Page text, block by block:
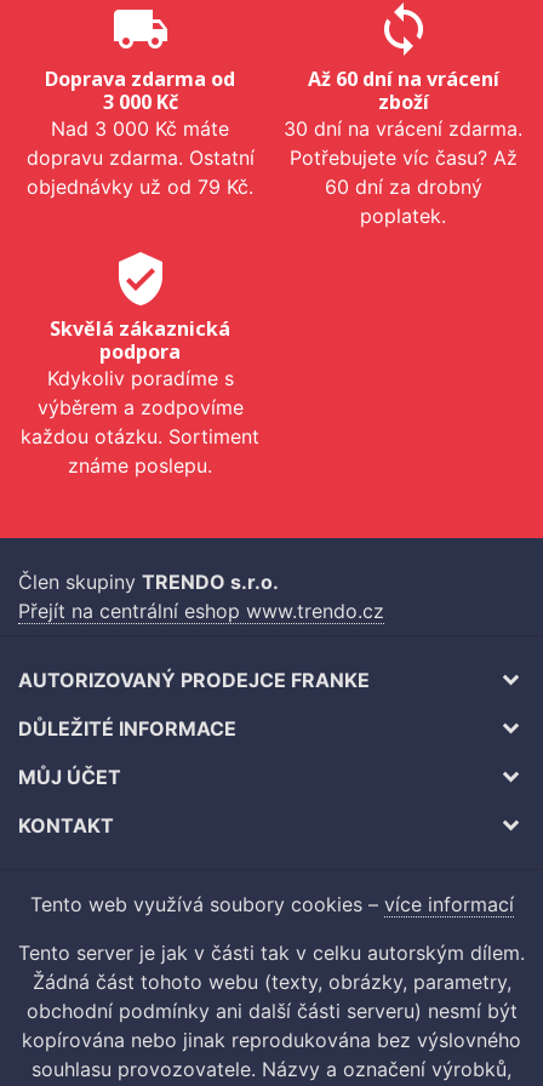
local_shipping
Doprava zdarma od
3 000 Kč
Nad 3 000 Kč máte
dopravu zdarma. Ostatní
objednávky už od 79 Kč.
sync
Až 60 dní na vrácení
zboží
30 dní na vrácení zdarma.
Potřebujete víc času? Až
60 dní za drobný
poplatek.
verified_user
Skvělá zákaznická
podpora
Kdykoliv poradíme s
výběrem a zodpovíme
každou otázku. Sortiment
známe poslepu.
Člen skupiny TRENDO s.r.o.
Přejít na centrální eshop www.trendo.cz
AUTORIZOVANÝ PRODEJCE FRANKE
DŮLEŽITÉ INFORMACE
MŮJ ÚČET
KONTAKT
Tento web využívá soubory cookies – více informací
Tento server je jak v části tak v celku autorským dílem.
Žádná část tohoto webu (texty, obrázky, parametry,
obchodní podmínky ani další části serveru) nesmí být
kopírována nebo jinak reprodukována bez výslovného
souhlasu provozovatele. Názvy a označení výrobků,